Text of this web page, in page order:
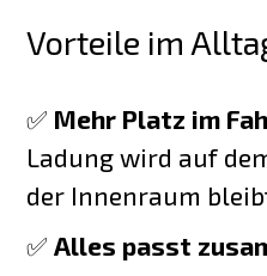
Vorteile im
✅ Mehr Platz im
Ladung wird auf
der Innenraum
✅Alles passt